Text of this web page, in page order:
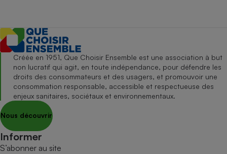
Créée en 1951, Que Choisir Ensemble est une association à but
non lucratif qui agit, en toute indépendance, pour défendre les
droits des consommateurs et des usagers, et promouvoir une
consommation responsable, accessible et respectueuse des
enjeux sanitaires, sociétaux et environnementaux.
Nous découvrir
Informer
S’abonner au site